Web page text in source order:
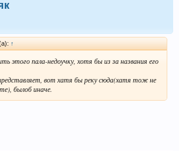
↑
этого пала-недоучку, хотя бы из за названия его
вот хатя бы реку сюда(хатя тож не
былоб иначе.